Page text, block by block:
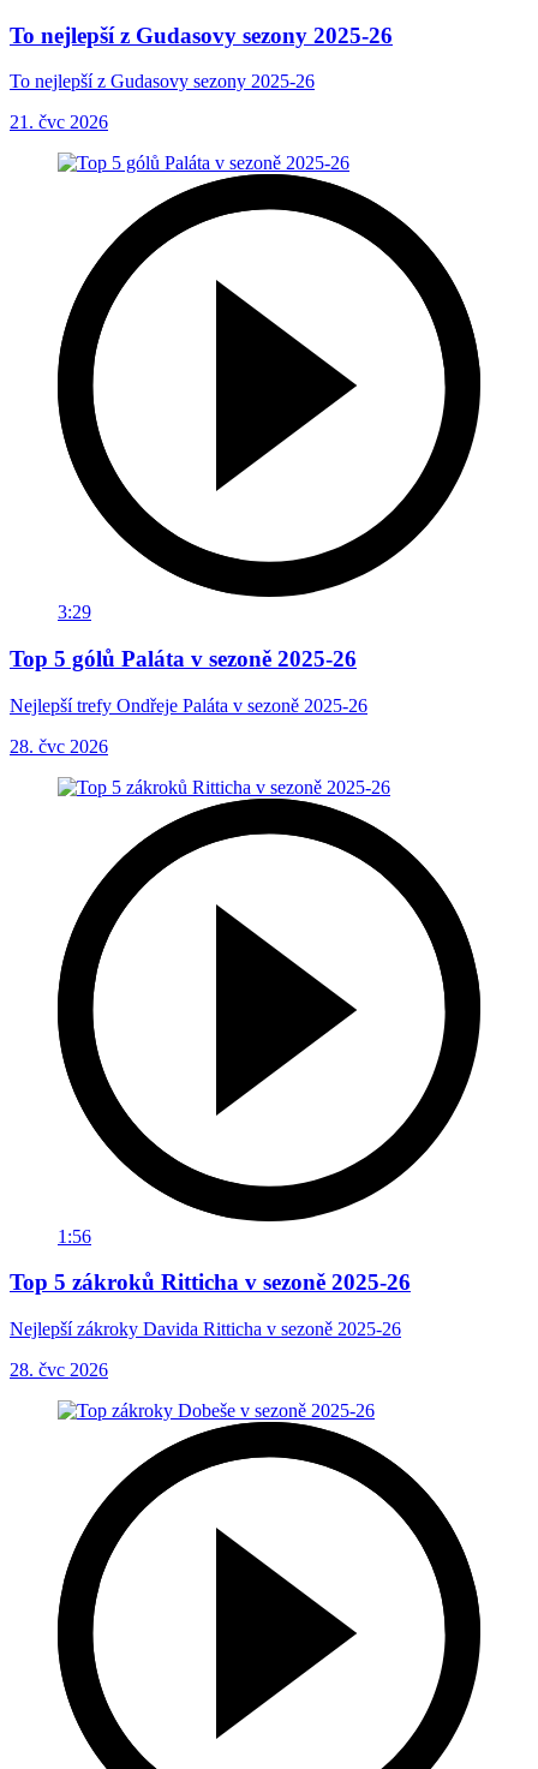
To nejlepší z Gudasovy sezony 2025-26
To nejlepší z Gudasovy sezony 2025-26
21. čvc 2026
3:29
Top 5 gólů Paláta v sezoně 2025-26
Nejlepší trefy Ondřeje Paláta v sezoně 2025-26
28. čvc 2026
1:56
Top 5 zákroků Ritticha v sezoně 2025-26
Nejlepší zákroky Davida Ritticha v sezoně 2025-26
28. čvc 2026